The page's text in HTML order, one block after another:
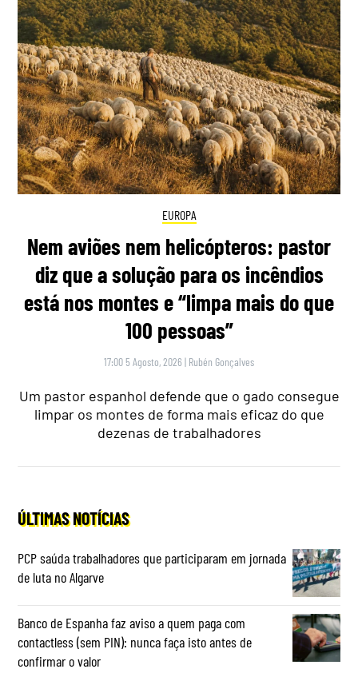
EUROPA
Nem aviões nem helicópteros: pastor
diz que a solução para os incêndios
está nos montes e “limpa mais do que
100 pessoas”
17:00 5 Agosto, 2026 | Rubén Gonçalves
Um pastor espanhol defende que o gado consegue
limpar os montes de forma mais eficaz do que
dezenas de trabalhadores
ÚLTIMAS NOTÍCIAS
PCP saúda trabalhadores que participaram em jornada
de luta no Algarve
Banco de Espanha faz aviso a quem paga com
contactless (sem PIN): nunca faça isto antes de
confirmar o valor